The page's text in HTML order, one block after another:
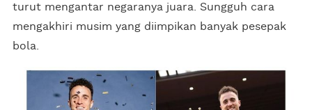
turut mengantar negaranya juara. Sungguh cara
mengakhiri musim yang diimpikan banyak pesepak
bola.